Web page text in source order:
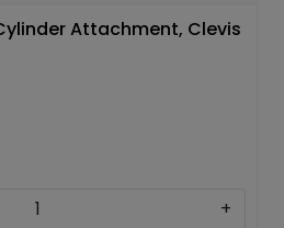
Attachment, Clevis
+